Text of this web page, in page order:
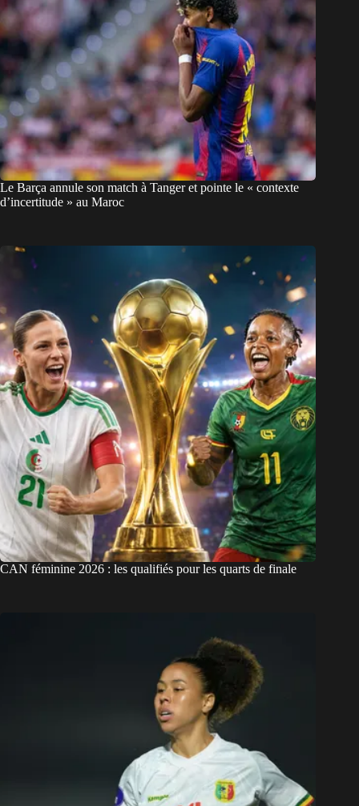
Le Barça annule son match à Tanger et pointe le « contexte
d’incertitude » au Maroc
CAN féminine 2026 : les qualifiés pour les quarts de finale